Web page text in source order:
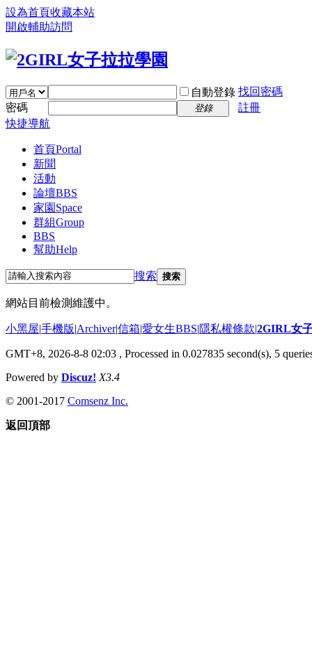
設為首頁收藏本站
開啟輔助訪問
自動登錄 找回密碼
密碼
登錄
註冊
快捷導航
首頁Portal
新聞
活動
論壇BBS
家園 Space
群組Group
BBS
幫助Help
搜索 搜索
網站目前檢測維護中。
小黑屋|手機版|Archiver|信箱|愛女生BBS|隱私權條款|2GIRL女
GMT+8, 2026-8-8 02:03 , Processed in 0.027835 second(s), 5
Powered by Discuz! X3.4
© 2001-2017 Comsenz Inc.
返回頂部